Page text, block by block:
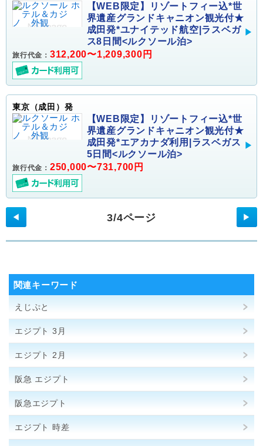
【WEB限定】リゾートフィー込*世
界遺産グランドキャニオン観光付★
成田発*ユナイテッド航空|ラスベガ
ス8日間<ルクソール泊>
旅行代金： 312,200〜1,209,300円
東京（成田）発
【WEB限定】リゾートフィー込*世
界遺産グランドキャニオン観光付★
成田発*エアカナダ利用|ラスベガス
5日間<ルクソール泊>
旅行代金： 250,000〜731,700円
◀ 3/4ページ ▶
関連キーワード
えじぷと
エジプト 3月
エジプト 2月
阪急 エジプト
阪急エジプト
エジプト 時差